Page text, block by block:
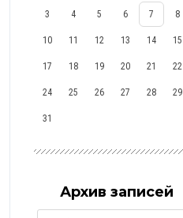
3 4 5 6 7 8
10 11 12 13 14 15
17 18 19 20 21 22
24 25 26 27 28 29
31
Архив записей